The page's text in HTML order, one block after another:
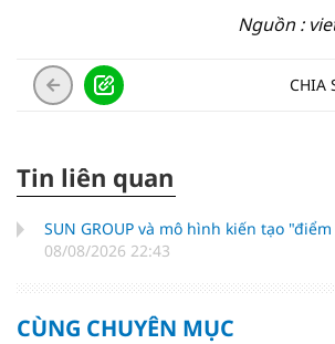
Nguồn :
CHIA
Tin liên quan
SUN GROUP và mô hình kiến tạo
08/08/2026 22:43
CÙNG CHUYÊN MỤC